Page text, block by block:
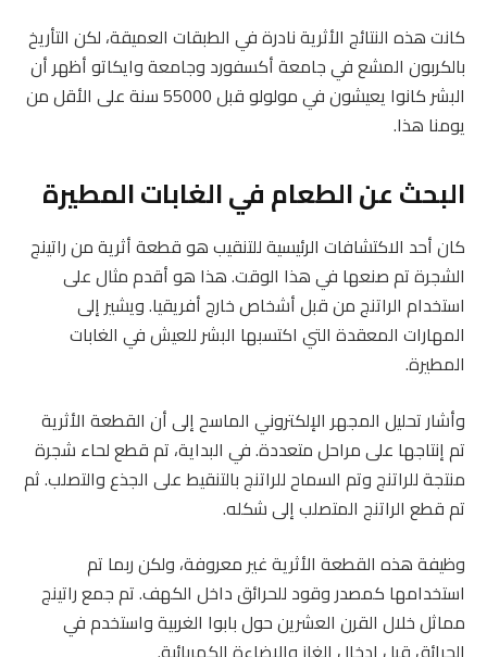
كانت هذه النتائج الأثرية نادرة في الطبقات العميقة، لكن التأريخ
بالكربون المشع في جامعة أكسفورد وجامعة وايكاتو أظهر أن
البشر كانوا يعيشون في مولولو قبل 55000 سنة على الأقل من
يومنا هذا.
البحث عن الطعام في الغابات المطيرة
كان أحد الاكتشافات الرئيسية للتنقيب هو قطعة أثرية من راتينج
الشجرة تم صنعها في هذا الوقت. هذا هو أقدم مثال على
استخدام الراتنج من قبل أشخاص خارج أفريقيا. ويشير إلى
المهارات المعقدة التي اكتسبها البشر للعيش في الغابات
المطيرة.
وأشار تحليل المجهر الإلكتروني الماسح إلى أن القطعة الأثرية
تم إنتاجها على مراحل متعددة. في البداية، تم قطع لحاء شجرة
منتجة للراتنج وتم السماح للراتنج بالتنقيط على الجذع والتصلب. ثم
تم قطع الراتنج المتصلب إلى شكله.
وظيفة هذه القطعة الأثرية غير معروفة، ولكن ربما تم
استخدامها كمصدر وقود للحرائق داخل الكهف. تم جمع راتينج
مماثل خلال القرن العشرين حول بابوا الغربية واستخدم في